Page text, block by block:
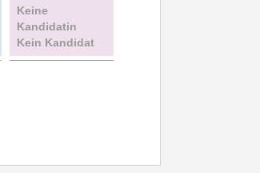
Keine
Kandidatin
Kein Kandidat